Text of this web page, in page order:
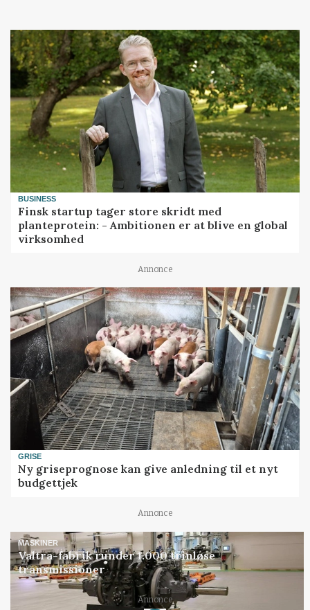
BUSINESS
Finsk startup tager store skridt med
planteprotein: - Ambitionen er at blive en global
virksomhed
Annonce
GRISE
Ny griseprognose kan give anledning til et nyt
budgettjek
Annonce
MASKINER
Valtra-fabrik runder 1.000 trinløse
transmissioner
Annonce